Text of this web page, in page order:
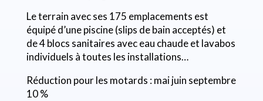
Le terrain avec ses 175 emplacements est
équipé d’une piscine (slips de bain acceptés) et
de 4 blocs sanitaires avec eau chaude et lavabos
individuels à toutes les installations…
Réduction pour les motards : mai juin septembre
10 %